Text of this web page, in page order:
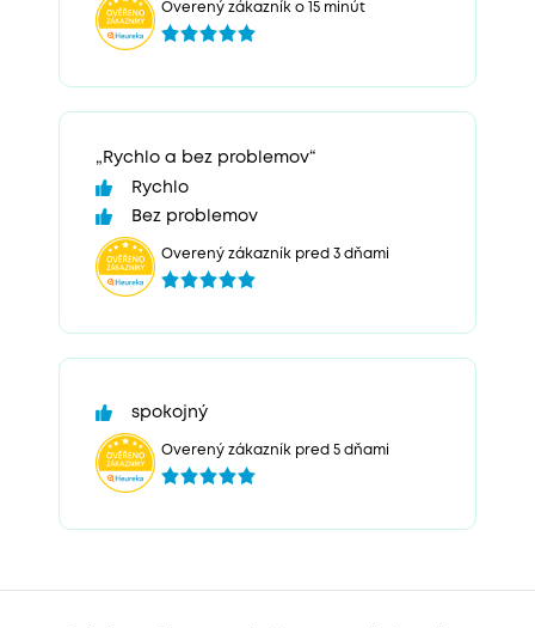
Overený zákazník o 15 minút
„Rychlo a bez problemov“
Rychlo
Bez problemov
Overený zákazník pred 3 dňami
spokojný
Overený zákazník pred 5 dňami